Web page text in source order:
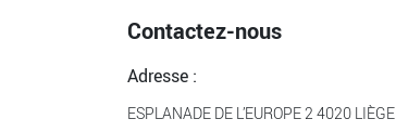
Contactez-nous
Adresse :
ESPLANADE DE L’EUROPE 2 4020 LIÈGE